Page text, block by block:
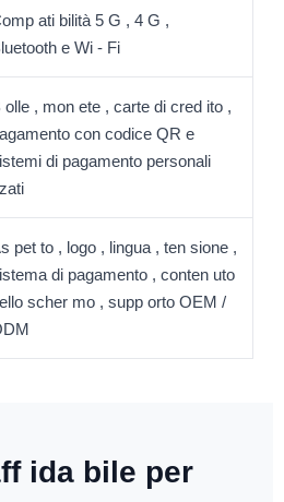
ati bilità 5 G , 4 G ,
e Wi - Fi
olle , mon ete , carte di cred ito ,
con codice QR e
di pagamento personali
pet to , logo , lingua , ten sione ,
di pagamento , conten uto
scher mo , supp orto OEM /
ida bile per